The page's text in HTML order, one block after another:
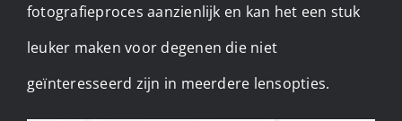
fotografieproces aanzienlijk en kan het een stuk
leuker maken voor degenen die niet
geïnteresseerd zijn in meerdere lensopties.